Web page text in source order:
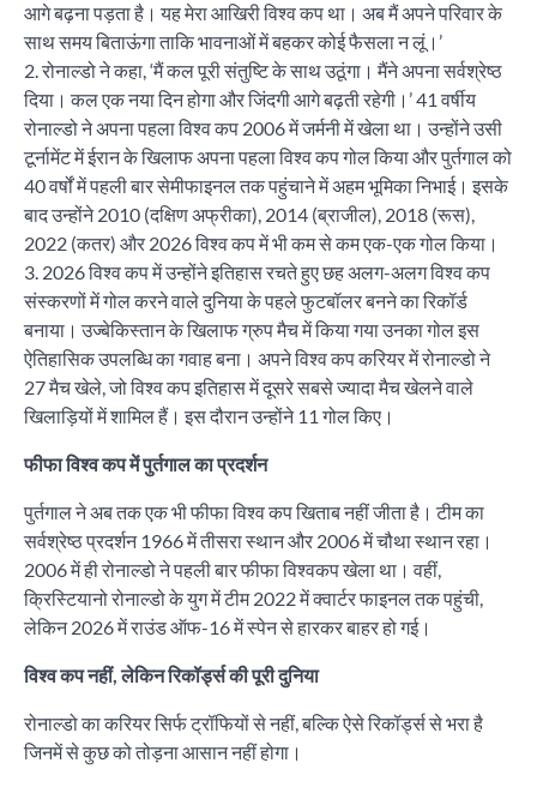
आगे बढ़ना पड़ता है। यह मेरा आखिरी विश्व कप था। अब मैं अपने परिवार के
साथ समय बिताऊंगा ताकि भावनाओं में बहकर कोई फैसला न लूं।’
2. रोनाल्डो ने कहा, ‘मैं कल पूरी संतुष्टि के साथ उठूंगा। मैंने अपना सर्वश्रेष्ठ
दिया। कल एक नया दिन होगा और जिंदगी आगे बढ़ती रहेगी।’ 41 वर्षीय
रोनाल्डो ने अपना पहला विश्व कप 2006 में जर्मनी में खेला था। उन्होंने उसी
टूर्नामेंट में ईरान के खिलाफ अपना पहला विश्व कप गोल किया और पुर्तगाल को
40 वर्षों में पहली बार सेमीफाइनल तक पहुंचाने में अहम भूमिका निभाई। इसके
बाद उन्होंने 2010 (दक्षिण अफ्रीका), 2014 (ब्राजील), 2018 (रूस),
2022 (कतर) और 2026 विश्व कप में भी कम से कम एक-एक गोल किया।
3. 2026 विश्व कप में उन्होंने इतिहास रचते हुए छह अलग-अलग विश्व कप
संस्करणों में गोल करने वाले दुनिया के पहले फुटबॉलर बनने का रिकॉर्ड
बनाया। उज्बेकिस्तान के खिलाफ ग्रुप मैच में किया गया उनका गोल इस
ऐतिहासिक उपलब्धि का गवाह बना। अपने विश्व कप करियर में रोनाल्डो ने
27 मैच खेले, जो विश्व कप इतिहास में दूसरे सबसे ज्यादा मैच खेलने वाले
खिलाड़ियों में शामिल हैं। इस दौरान उन्होंने 11 गोल किए।
फीफा विश्व कप में पुर्तगाल का प्रदर्शन
पुर्तगाल ने अब तक एक भी फीफा विश्व कप खिताब नहीं जीता है। टीम का
सर्वश्रेष्ठ प्रदर्शन 1966 में तीसरा स्थान और 2006 में चौथा स्थान रहा।
2006 में ही रोनाल्डो ने पहली बार फीफा विश्वकप खेला था। वहीं,
क्रिस्टियानो रोनाल्डो के युग में टीम 2022 में क्वार्टर फाइनल तक पहुंची,
लेकिन 2026 में राउंड ऑफ-16 में स्पेन से हारकर बाहर हो गई।
विश्व कप नहीं, लेकिन रिकॉर्ड्स की पूरी दुनिया
रोनाल्डो का करियर सिर्फ ट्रॉफियों से नहीं, बल्कि ऐसे रिकॉर्ड्स से भरा है
जिनमें से कुछ को तोड़ना आसान नहीं होगा।